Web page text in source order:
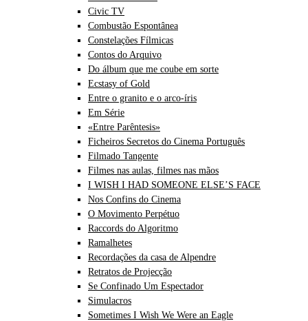
Civic TV
Combustão Espontânea
Constelações Fílmicas
Contos do Arquivo
Do álbum que me coube em sorte
Ecstasy of Gold
Entre o granito e o arco-íris
Em Série
«Entre Parêntesis»
Ficheiros Secretos do Cinema Português
Filmado Tangente
Filmes nas aulas, filmes nas mãos
I WISH I HAD SOMEONE ELSE’S FACE
Nos Confins do Cinema
O Movimento Perpétuo
Raccords do Algoritmo
Ramalhetes
Recordações da casa de Alpendre
Retratos de Projecção
Se Confinado Um Espectador
Simulacros
Sometimes I Wish We Were an Eagle